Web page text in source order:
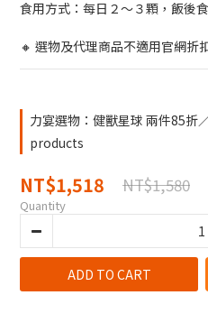
食用方式：每日２～３顆，飯後
🔸 選物及代理商品不適用官網折
力宴選物：健獸星球 兩件85折
products
NT$1,518 NT$1,580
Quantity
ADD TO CART